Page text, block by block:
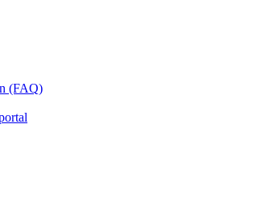
(FAQ)